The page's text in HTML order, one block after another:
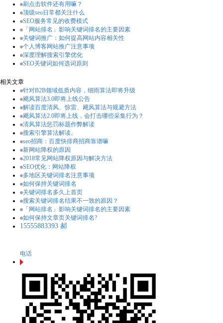
刷点击软件还有用嘛？
顶级seo日常都关注什么
SEO服务常见的收费模式
「网站排名」影响关键词排名的主要因素
关键词推广：如何提高网站内容相关性
个人博客网站推广注意事项
深度理解搜索引擎优化
SEO关键词如何选词原则
相关文章
针对B2B领域低质内容，细雨算法即将升级
飓风算法3.0即将上线公告
解读百度清风、惊雷、飓风算法与规避方法
飓风算法2.0即将上线，会打击哪些采集行为？
清风算法惩罚标题作弊解读
搜索引擎算法解读。
seo招商：百度快排商招商靠谱嘛
新网站降权的原因
2018常见网站降权原因与解决方法
SEO优化：网站降权
​多地区关键词排名注意事项
如何保持关键词排名
关键词排名多久上首页
搜索关键词排名结果不一致的原因？
「网站排名」影响关键词排名的主要因素
如何保持文章页关键词排名?
15555883393 郝
电话